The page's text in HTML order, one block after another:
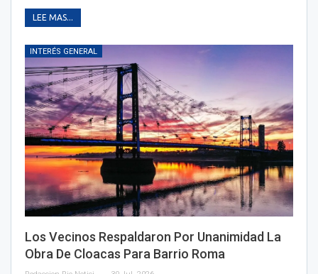
LEE MAS...
INTERÉS GENERAL
Los Vecinos Respaldaron Por Unanimidad La
Obra De Cloacas Para Barrio Roma